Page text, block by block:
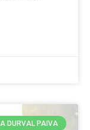
DURVAL PAIVA